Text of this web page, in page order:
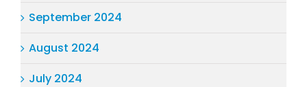
September 2024
August 2024
July 2024